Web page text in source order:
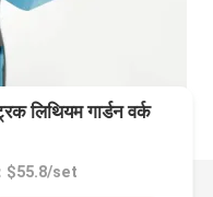
लिथियम गार्डन वर्क
$55.8/set